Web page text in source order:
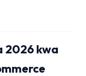
2026 kwa